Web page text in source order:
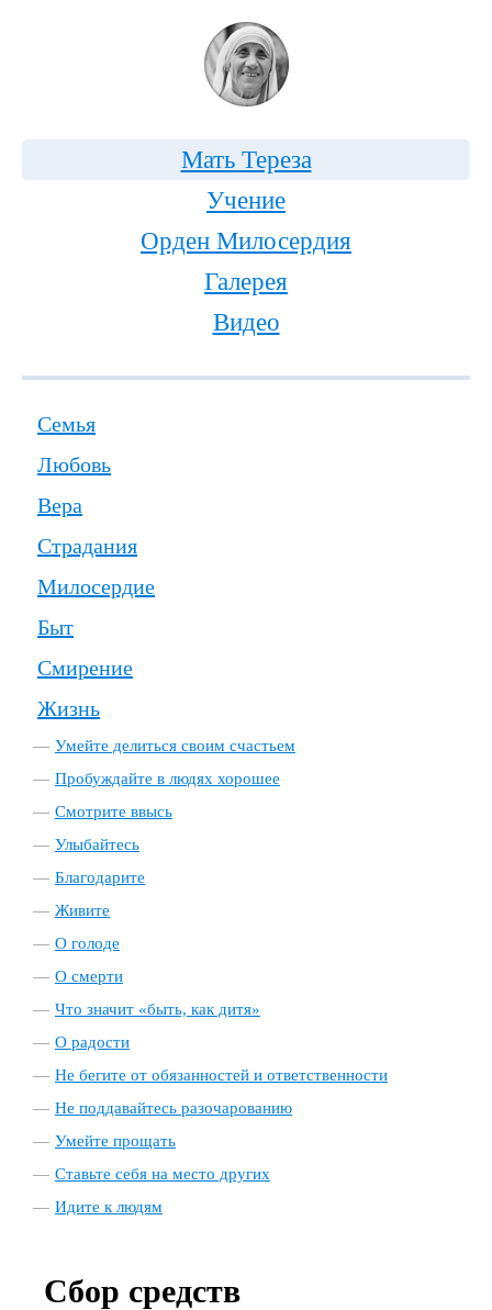
Мать Тереза
Учение
Орден Милосердия
Галерея
Видео
Семья
Любовь
Вера
Страдания
Милосердие
Быт
Смирение
Жизнь
Умейте делиться своим счастьем
Пробуждайте в людях хорошее
Смотрите ввысь
Улыбайтесь
Благодарите
Живите
О голоде
О смерти
Что значит «быть, как дитя»
О радости
Не бегите от обязанностей и ответственности
Не поддавайтесь разочарованию
Умейте прощать
Ставьте себя на место других
Идите к людям
Сбор средств